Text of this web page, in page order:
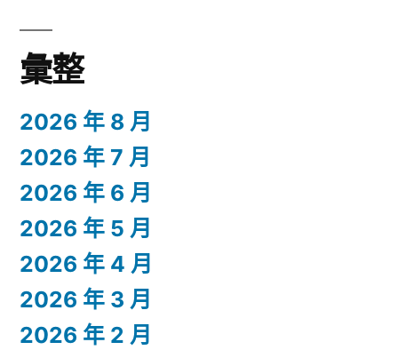
彙整
2026 年 8 月
2026 年 7 月
2026 年 6 月
2026 年 5 月
2026 年 4 月
2026 年 3 月
2026 年 2 月